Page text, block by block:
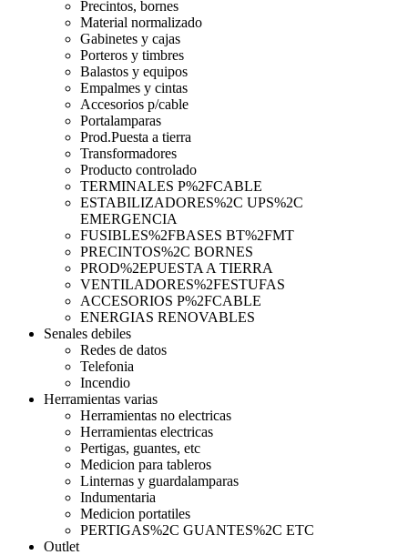
Precintos, bornes
Material normalizado
Gabinetes y cajas
Porteros y timbres
Balastos y equipos
Empalmes y cintas
Accesorios p/cable
Portalamparas
Prod.Puesta a tierra
Transformadores
Producto controlado
TERMINALES P%2FCABLE
ESTABILIZADORES%2C UPS%2C
EMERGENCIA
FUSIBLES%2FBASES BT%2FMT
PRECINTOS%2C BORNES
PROD%2EPUESTA A TIERRA
VENTILADORES%2FESTUFAS
ACCESORIOS P%2FCABLE
ENERGIAS RENOVABLES
Senales debiles
Redes de datos
Telefonia
Incendio
Herramientas varias
Herramientas no electricas
Herramientas electricas
Pertigas, guantes, etc
Medicion para tableros
Linternas y guardalamparas
Indumentaria
Medicion portatiles
PERTIGAS%2C GUANTES%2C ETC
Outlet